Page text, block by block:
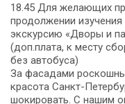
18.45 Для желающих
продолжении изучения
экскурсию «Дворы и
(доп.плата, к месту
без автобуса)
За фасадами
красота Санкт-
шокировать. С нашим